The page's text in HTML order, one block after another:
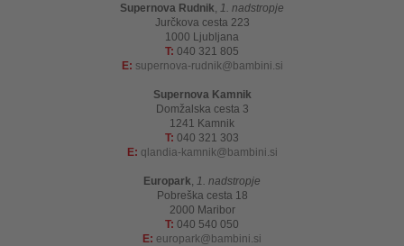
Supernova Rudnik, 1. nadstropje
Jurčkova cesta 223
1000 Ljubljana
T: 040 321 805
E: supernova-rudnik bambini.si
Supernova Kamnik
Domžalska cesta 3
1241 Kamnik
T: 040 321 303
E: qlandia-kamnik bambini.si
Europark, 1. nadstropje
Pobreška cesta 18
2000 Maribor
T: 040 540 050
E: europark bambini.si